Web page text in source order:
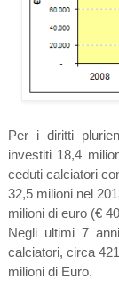
Per i diritti
investiti 18,4
ceduti calciatori
32,5 milioni nel
milioni di euro (€
Negli ultimi 7
calciatori, circa
milioni di Euro.